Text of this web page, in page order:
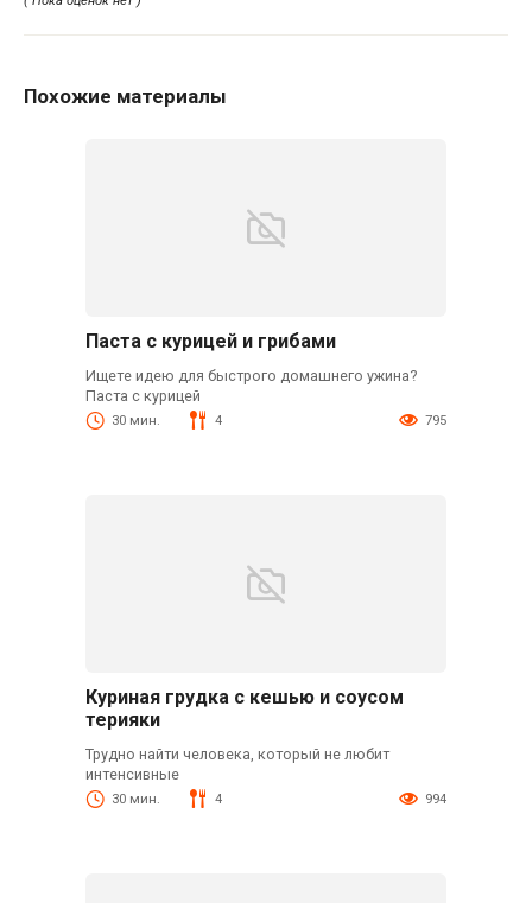
Похожие материалы
Паста с курицей и грибами
Ищете идею для быстрого домашнего ужина?
Паста с курицей
30 мин. 4 795
Куриная грудка с кешью и соусом
терияки
Трудно найти человека, который не любит
интенсивные
30 мин. 4 994